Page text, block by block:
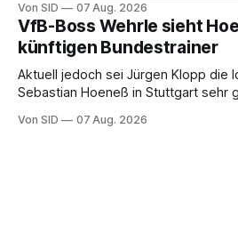
Von SID 07 Aug. 2026
VfB-Boss Wehrle sieht
künftigen Bundestrainer
Aktuell jedoch sei Jürgen Klopp die
Sebastian Hoeneß in Stuttgart sehr
Von SID 07 Aug. 2026